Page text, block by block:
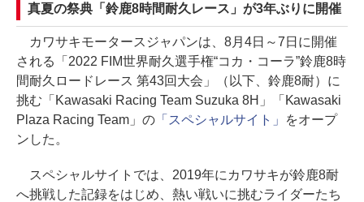
真夏の祭典「鈴鹿8時間耐久レース」が3年ぶりに開催
カワサキモータースジャパンは、8月4日～7日に開催
される「2022 FIM世界耐久選手権“コカ・コーラ”鈴鹿8時
間耐久ロードレース 第43回大会」（以下、鈴鹿8耐）に
挑む「Kawasaki Racing Team Suzuka 8H」「Kawasaki
Plaza Racing Team」の「スペシャルサイト」
をオープ
ンした。
スペシャルサイトでは、2019年にカワサキが鈴鹿8耐
へ挑戦した記録をはじめ、熱い戦いに挑むライダーたち